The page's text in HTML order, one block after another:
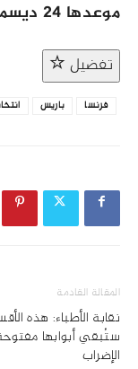
موعدها 24 ديسمبر.
تفضيل
باريس فرنسا
المقالة القادمة
نقابة الأطباء: هذه
ستُبقي أبوابها
الإضراب